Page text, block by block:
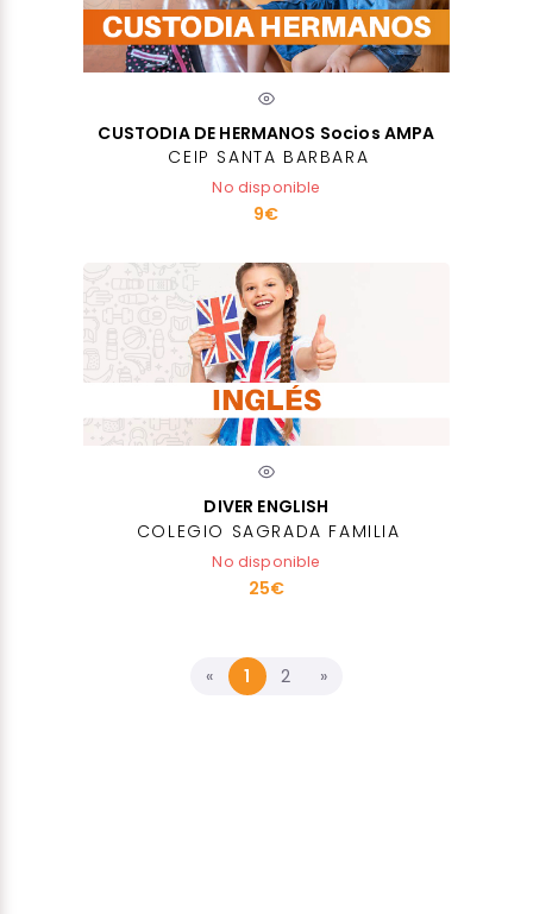
CUSTODIA DE HERMANOS Socios AMPA
CEIP SANTA BARBARA
No disponible
9€
DIVER ENGLISH
COLEGIO SAGRADA FAMILIA
No disponible
25€
« 1 2 »